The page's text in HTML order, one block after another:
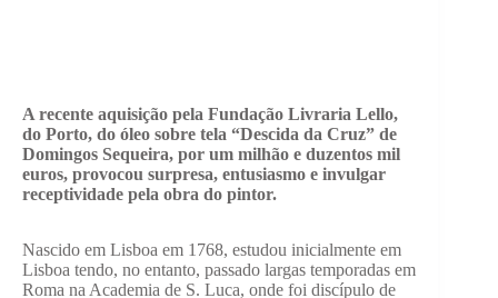
A recente aquisição pela Fundação Livraria Lello,
do Porto, do óleo sobre tela “Descida da Cruz” de
Domingos Sequeira, por um milhão e duzentos mil
euros, provocou surpresa, entusiasmo e invulgar
receptividade pela obra do pintor.
Nascido em Lisboa em 1768, estudou inicialmente em
Lisboa tendo, no entanto, passado largas temporadas em
Roma na Academia de S. Luca, onde foi discípulo de